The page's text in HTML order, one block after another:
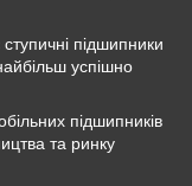
підшипники
успішно
підшипників
та ринку